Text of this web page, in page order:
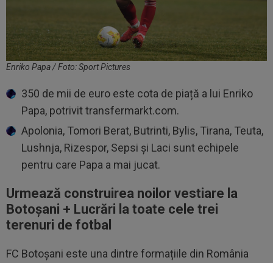
Enriko Papa / Foto: Sport Pictures
350 de mii de euro este cota de piață a lui Enriko
Papa, potrivit transfermarkt.com.
Apolonia, Tomori Berat, Butrinti, Bylis, Tirana, Teuta,
Lushnja, Rizespor, Sepsi și Laci sunt echipele
pentru care Papa a mai jucat.
Urmează construirea noilor vestiare la
Botoșani + Lucrări la toate cele trei
terenuri de fotbal
FC Botoșani este una dintre formațiile din România